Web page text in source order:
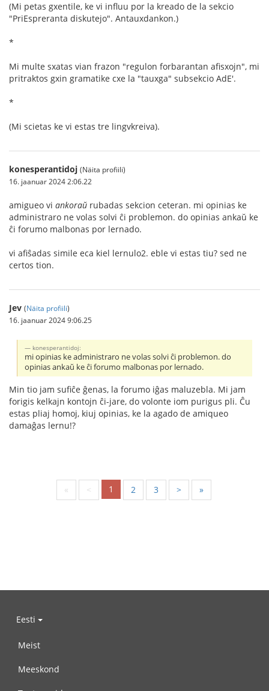
(Mi petas gxentile, ke vi influu por la kreado de la sekcio
"PriEspreranta diskutejo". Antauxdankon.)
*
Mi multe sxatas vian frazon "regulon forbarantan afisxojn", mi
pritraktos gxin gramatike cxe la "tauxga" subsekcio AdE'.
*
(Mi scietas ke vi estas tre lingvkreiva).
konesperantidoj (Näita profiili)
16. jaanuar 2024 2:06.22
amigueo vi ankoraŭ rubadas sekcion ceteran. mi opinias ke
administraro ne volas solvi ĉi problemon. do opinias ankaŭ ke
ĉi forumo malbonas por lernado.
vi afiŝadas simile eca kiel lernulo2. eble vi estas tiu? sed ne
certos tion.
Jev (Näita profiili)
16. jaanuar 2024 9:06.25
konesperantidoj:
mi opinias ke administraro ne volas solvi ĉi problemon. do
opinias ankaŭ ke ĉi forumo malbonas por lernado.
Min tio jam sufiĉe ĝenas, la forumo iĝas maluzebla. Mi jam
forigis kelkajn kontojn ĉi-jare, do volonte iom purigus pli. Ĉu
estas pliaj homoj, kiuj opinias, ke la agado de amiqueo
damaĝas lernu!?
« < 1 2 3 > »
Eesti
Meist
Meeskond